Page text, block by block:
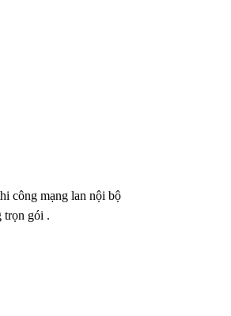
công mạng lan nội bộ
trọn gói .